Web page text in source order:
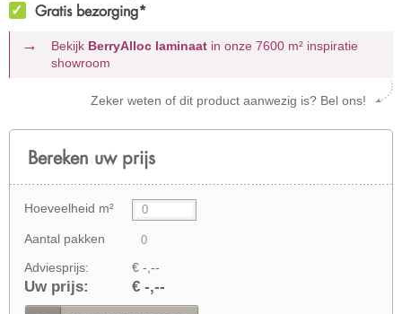
Gratis bezorging*
Bekijk BerryAlloc laminaatin onze 7600 m² inspiratie
showroom
Zeker weten of dit product aanwezig is? Bel ons!
Bereken uw prijs
Hoeveelheid m²
Aantal pakken
Adviesprijs: € -,--
Uw prijs: € -,--